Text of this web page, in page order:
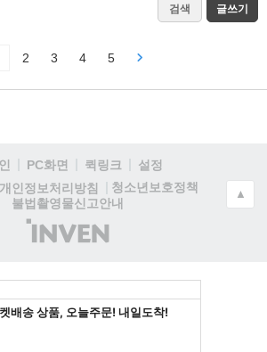
검색 글쓰기
2 3 4 5
PC화면 퀵링크
설정
개인정보처리방침
청소년보호정책
불법촬영물신고안내
(주)
인
▲